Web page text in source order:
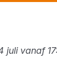
vanaf